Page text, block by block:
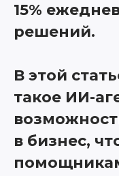
15%
решений.
В этой
такое ИИ-
в бизнес,